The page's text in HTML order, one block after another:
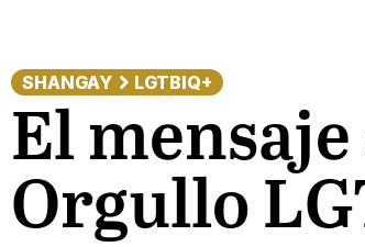
SHANGAY LGTBIQ+
El
Orgullo